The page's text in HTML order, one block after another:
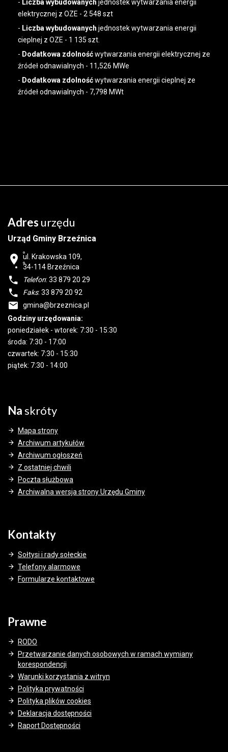
- Liczba wybudowanych jednostek wytwarzania energii
elektrycznej z OZE - 2 548 szt
- Liczba wybudowanych jednostek wytwarzania energii
cieplnej z OZE - 1 135 szt.
- Dodatkowa zdolnośćwytwarzania energii elektrycznej ze
źródeł odnawialnych - 11,526 MWe
- Dodatkowa zdolnośćwytwarzania energii cieplnej ze
źródeł odnawialnych - 7,798 MWt
Adres urzędu
Urząd Gminy Brzeźnica
ul. Krakowska 109,
34-114 Brzeźnica
Telefon: 33 879 20 29
Faks: 33 879 20 92
gmina@brzeznica.pl
Godziny urzędowania:
poniedziałek - wtorek: 7:30 - 15:30
środa: 7:30 - 17:00
czwartek: 7:30 - 15:30
piątek: 7:30 - 14:00
Naskróty
Mapa strony
Archiwum artykułów
Archiwum ogłoszeń
Z ostatniej chwili
Poczta służbowa
Archiwalna wersja strony Urzędu Gminy
Kontakty
Sołtysi i rady sołeckie
Telefony alarmowe
Formularze kontaktowe
Prawne
RODO
Przetwarzanie danych osobowych w ramach wymiany
korespondencji
Warunki korzystania z witryn
Polityka prywatności
Polityka plików cookies
Deklaracja dostępności
Raport Dostępności